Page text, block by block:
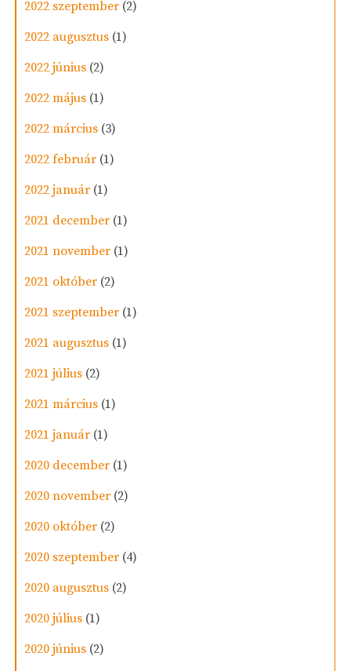
2022 szeptember (2)
2022 augusztus (1)
2022 június (2)
2022 május (1)
2022 március (3)
2022 február (1)
2022 január (1)
2021 december (1)
2021 november (1)
2021 október (2)
2021 szeptember (1)
2021 augusztus (1)
2021 július (2)
2021 március (1)
2021 január (1)
2020 december (1)
2020 november (2)
2020 október (2)
2020 szeptember (4)
2020 augusztus (2)
2020 július (1)
2020 június (2)